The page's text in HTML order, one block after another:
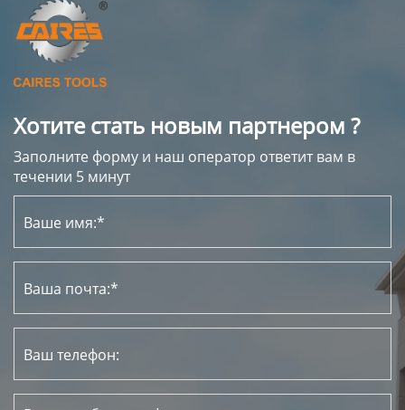
Хотите стать новым партнером ?
Заполните форму и наш оператор ответит вам в
течении 5 минут